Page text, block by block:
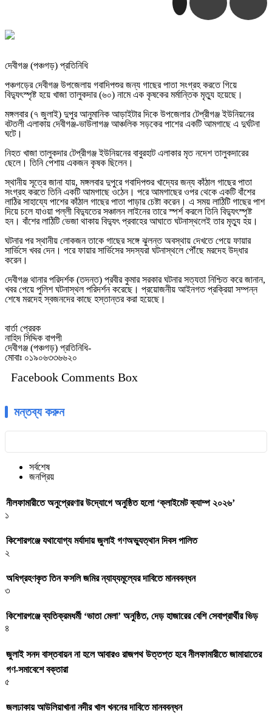
‎দেবীগঞ্জ (পঞ্চগড়) প্রতিনিধি
‎পঞ্চগড়ের দেবীগঞ্জ উপজেলায় গবাদিপশুর জন্য গাছের পাতা সংগ্রহ করতে গিয়ে
বিদ্যুৎস্পৃষ্ট হয়ে খাজা তালুকদার (৬০) নামে এক কৃষকের মর্মান্তিক মৃত্যু হয়েছে।
‎মঙ্গলবার (৭ জুলাই) দুপুর আনুমানিক আড়াইটার দিকে উপজেলার টেপ্রীগঞ্জ ইউনিয়নের
বটতলী এলাকায় দেবীগঞ্জ-ভাউলাগঞ্জ আঞ্চলিক সড়কের পাশের একটি আমগাছে এ দুর্ঘটনা
ঘটে।
‎নিহত খাজা তালুকদার টেপ্রীগঞ্জ ইউনিয়নের বাবুরহাট এলাকার মৃত নদেশ তালুকদারের
ছেলে। তিনি পেশায় একজন কৃষক ছিলেন।
‎স্থানীয় সূত্রে জানা যায়, মঙ্গলবার দুপুরে গবাদিপশুর খাদ্যের জন্য কাঁঠাল গাছের পাতা
সংগ্রহ করতে তিনি একটি আমগাছে ওঠেন। পরে আমগাছের ওপর থেকে একটি বাঁশের
লাঠির সাহায্যে পাশের কাঁঠাল গাছের পাতা পাড়ার চেষ্টা করেন। এ সময় লাঠিটি গাছের পাশ
দিয়ে চলে যাওয়া পল্লী বিদ্যুতের সঞ্চালন লাইনের তারে স্পর্শ করলে তিনি বিদ্যুৎস্পৃষ্ট
হন। বাঁশের লাঠিটি ভেজা থাকায় বিদ্যুৎ প্রবাহের আঘাতে ঘটনাস্থলেই তার মৃত্যু হয়।
‎ঘটনার পর স্থানীয় লোকজন তাকে গাছের সঙ্গে ঝুলন্ত অবস্থায় দেখতে পেয়ে ফায়ার
সার্ভিসে খবর দেন। পরে ফায়ার সার্ভিসের সদস্যরা ঘটনাস্থলে পৌঁছে মরদেহ উদ্ধার
করেন।
‎দেবীগঞ্জ থানার পরিদর্শক (তদন্ত) প্রবীর কুমার সরকার ঘটনার সত্যতা নিশ্চিত করে জানান,
খবর পেয়ে পুলিশ ঘটনাস্থল পরিদর্শন করেছে। প্রয়োজনীয় আইনগত প্রক্রিয়া সম্পন্ন
শেষে মরদেহ স্বজনদের কাছে হস্তান্তর করা হয়েছে।
‎বার্তা প্রেরক
‎নাহিদ সিদ্দিক বাপপী
‎দেবীগঞ্জ (পঞ্চগড়) প্রতিনিধি-
‎মোবাঃ ০১৯০৬৩৩৬৬২০
Facebook Comments Box
মন্তব্য করুন
সর্বশেষ
জনপ্রিয়
নীলফামারীতে অনুপ্রেরণার উদ্যোগে অনুষ্ঠিত হলো ‘ক্লাইমেট ক্যাম্প ২০২৬’
১
কিশোরগঞ্জে যথাযোগ্য মর্যাদায় জুলাই গণঅভ্যুত্থান দিবস পালিত
২
অধিগ্রহণকৃত তিন ফসলি জমির ন্যায্যমূল্যের দাবিতে মানববন্ধন
৩
কিশোরগঞ্জে ব্যতিক্রমধর্মী ‘ভাতা মেলা’ অনুষ্ঠিত, দেড় হাজারের বেশি সেবাপ্রার্থীর ভিড়
৪
জুলাই সনদ বাস্তবায়ন না হলে আবারও রাজপথ উত্তপ্ত হবে নীলফামারীতে জামায়াতের
গণ-সমাবেশে বক্তারা
৫
জলঢাকায় আউলিয়াখানা নদীর খাল খননের দাবিতে মানববন্ধন